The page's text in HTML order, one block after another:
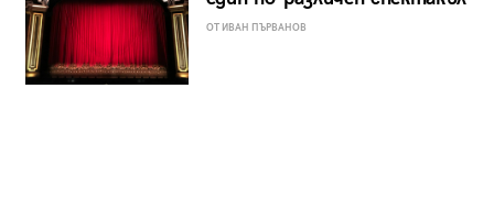
ОТ ИВАН ПЪРВАНОВ